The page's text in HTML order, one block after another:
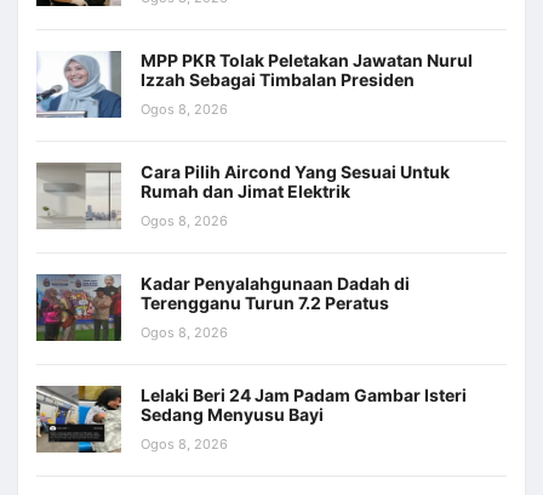
MPP PKR Tolak Peletakan Jawatan Nurul
Izzah Sebagai Timbalan Presiden
Ogos 8, 2026
Cara Pilih Aircond Yang Sesuai Untuk
Rumah dan Jimat Elektrik
Ogos 8, 2026
Kadar Penyalahgunaan Dadah di
Terengganu Turun 7.2 Peratus
Ogos 8, 2026
Lelaki Beri 24 Jam Padam Gambar Isteri
Sedang Menyusu Bayi
Ogos 8, 2026